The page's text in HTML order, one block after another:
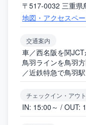
〒517-0032 三重県
地図・アクセスペ
交通案内
車／西名阪を関
鳥羽ラインを鳥羽
／近鉄特急で鳥羽駅
チェックイン・アウト
IN: 15:00～ / OUT: